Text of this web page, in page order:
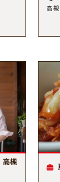
高
槻